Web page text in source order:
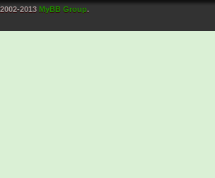
2013 MyBB Group.